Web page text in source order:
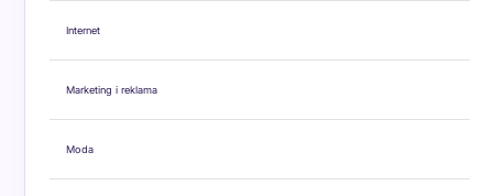
Internet
Marketing i reklama
Moda